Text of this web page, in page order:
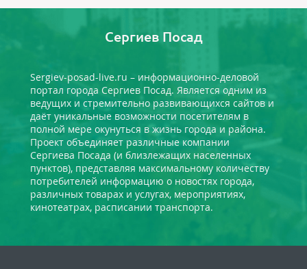
Сергиев Посад
Sergiev-posad-live.ru – информационно-деловой
портал города Сергиев Посад. Является одним из
ведущих и стремительно развивающихся сайтов и
даёт уникальные возможности посетителям в
полной мере окунуться в жизнь города и района.
Проект объединяет различные компании
Сергиева Посада (и близлежащих населенных
пунктов), представляя максимальному количеству
потребителей информацию о новостях города,
различных товарах и услугах, мероприятиях,
кинотеатрах, расписании транспорта.